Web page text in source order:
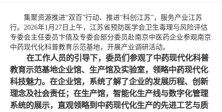
集聚资源推进“双百”行动、推进“科创江苏”，服务产业江苏
行。2026年1月27日上午，江苏省预防医学会卫生毒理与风险评估
专委会主任委员卞倩及专委会部分委员赴南京中医药企业参观南京
中药现代化科普教育示范基地，开展产业调研活动。
‌在工作人员的引导下，委员们参观了中药现代化科普
教育示范基地企业馆、生产馆及实验室，领略中药现代化
科技魅力。在企业馆，系统了解了企业的发展历程、创新
理念及社会责任；在生产馆，智能化生产线与数字化管理
系统的展示，直观领略到中药现代化生产的先进工艺与质